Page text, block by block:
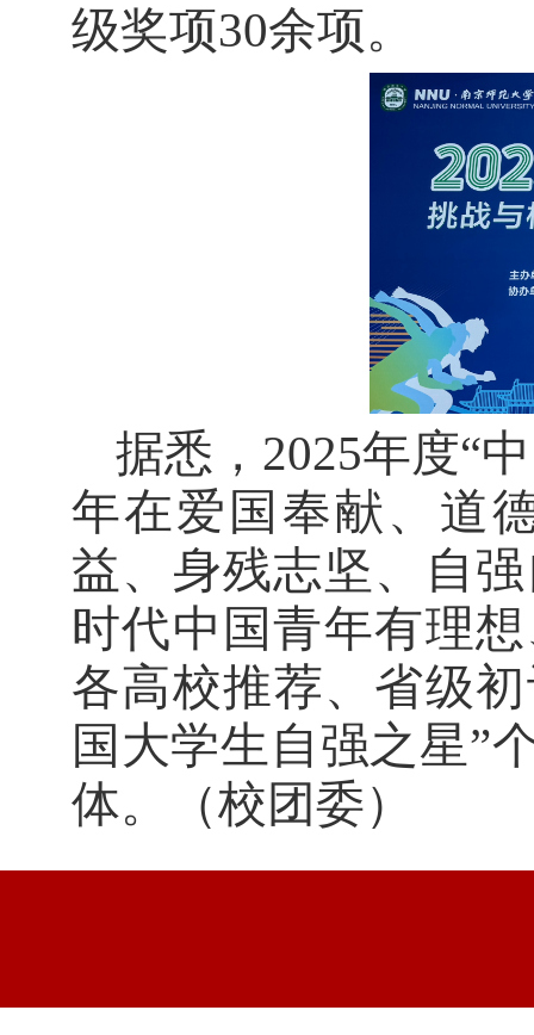
级奖项30余项。
据悉，2025年度“
年在爱国奉献、 道
益、 身残志坚、自
时代中国青年有理
各高校推荐、省级
国大学生自强之星”
体。（校团委）